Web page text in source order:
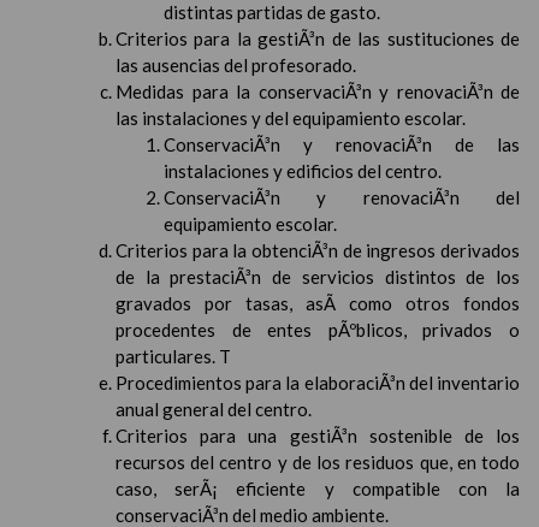
distintas partidas de gasto.
Criterios para la gestiÃ³n de las sustituciones de
las ausencias del profesorado.
Medidas para la conservaciÃ³n y renovaciÃ³n de
las instalaciones y del equipamiento escolar.
ConservaciÃ³n y renovaciÃ³n de las
instalaciones y edificios del centro.
ConservaciÃ³n y renovaciÃ³n del
equipamiento escolar.
Criterios para la obtenciÃ³n de ingresos derivados
de la prestaciÃ³n de servicios distintos de los
gravados por tasas, asÃ­ como otros fondos
procedentes de entes pÃºblicos, privados o
particulares. T
Procedimientos para la elaboraciÃ³n del inventario
anual general del centro.
Criterios para una gestiÃ³n sostenible de los
recursos del centro y de los residuos que, en todo
caso, serÃ¡ eficiente y compatible con la
conservaciÃ³n del medio ambiente.